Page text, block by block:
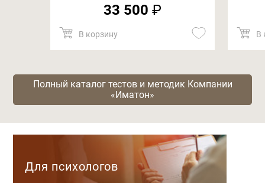
33 500 ₽
В корзину В
Полный каталог тестов и методик Компании
«Иматон»
Для психологов